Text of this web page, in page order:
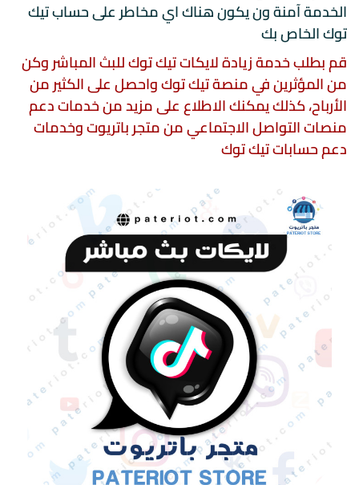
الخدمة آمنة ون يكون هناك اي مخاطر على حساب تيك
توك الخاص بك
قم بطلب خدمة زيادة لايكات تيك توك للبث المباشر وكن
من المؤثرين في منصة تيك توك واحصل على الكثير من
الأرباح، كذلك يمكنك الاطلاع على مزيد من خدمات دعم
منصات التواصل الاجتماعي من متجر باتريوت وخدمات
دعم حسابات تيك توك